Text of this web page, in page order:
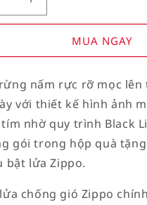
Increase
quantity
American
on
Flag
MUA NGAY
nấm rực rỡ mọc
với thiết kế hình ảnh
nhờ quy trình Black
gói trong hộp quà
bật lửa Zippo.
chống gió Zippo